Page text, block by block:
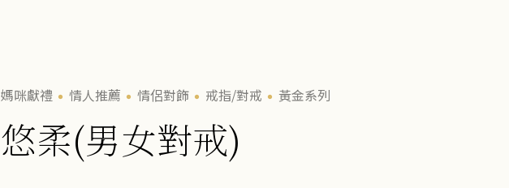
媽咪獻禮 情人推薦 情侶對飾 戒指/對戒 黃金系列
悠柔(男女對戒)